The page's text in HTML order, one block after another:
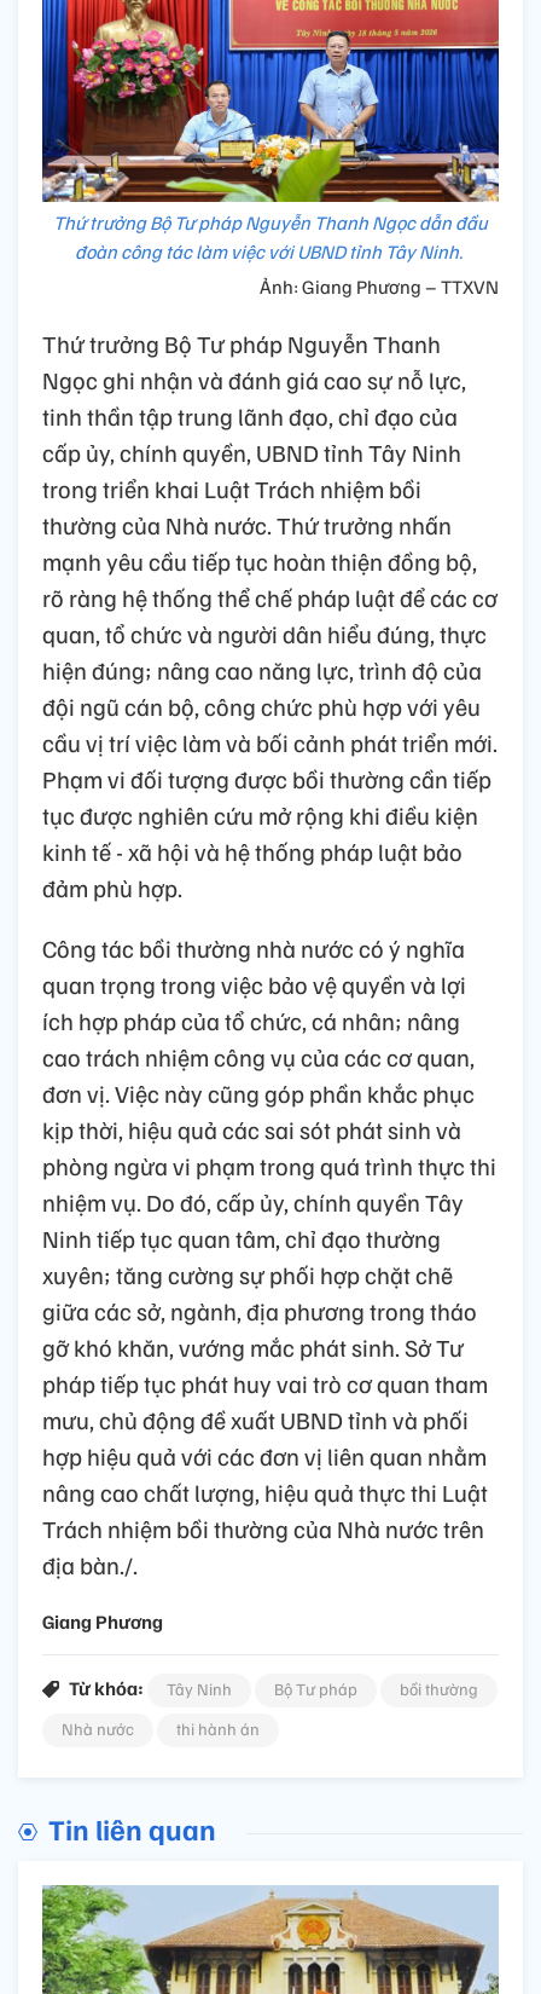
Thứ trưởng Bộ Tư pháp Nguyễn Thanh Ngọc dẫn đầu
đoàn công tác làm việc với UBND tỉnh Tây Ninh.
Ảnh: Giang Phương – TTXVN
Thứ trưởng Bộ Tư pháp Nguyễn Thanh
Ngọc ghi nhận và đánh giá cao sự nỗ lực,
tinh thần tập trung lãnh đạo, chỉ đạo của
cấp ủy, chính quyền, UBND tỉnh Tây Ninh
trong triển khai Luật Trách nhiệm bồi
thường của Nhà nước. Thứ trưởng nhấn
mạnh yêu cầu tiếp tục hoàn thiện đồng bộ,
rõ ràng hệ thống thể chế pháp luật để các cơ
quan, tổ chức và người dân hiểu đúng, thực
hiện đúng; nâng cao năng lực, trình độ của
đội ngũ cán bộ, công chức phù hợp với yêu
cầu vị trí việc làm và bối cảnh phát triển mới.
Phạm vi đối tượng được bồi thường cần tiếp
tục được nghiên cứu mở rộng khi điều kiện
kinh tế - xã hội và hệ thống pháp luật bảo
đảm phù hợp.
Công tác bồi thường nhà nước có ý nghĩa
quan trọng trong việc bảo vệ quyền và lợi
ích hợp pháp của tổ chức, cá nhân; nâng
cao trách nhiệm công vụ của các cơ quan,
đơn vị. Việc này cũng góp phần khắc phục
kịp thời, hiệu quả các sai sót phát sinh và
phòng ngừa vi phạm trong quá trình thực thi
nhiệm vụ. Do đó, cấp ủy, chính quyền Tây
Ninh tiếp tục quan tâm, chỉ đạo thường
xuyên; tăng cường sự phối hợp chặt chẽ
giữa các sở, ngành, địa phương trong tháo
gỡ khó khăn, vướng mắc phát sinh. Sở Tư
pháp tiếp tục phát huy vai trò cơ quan tham
mưu, chủ động đề xuất UBND tỉnh và phối
hợp hiệu quả với các đơn vị liên quan nhằm
nâng cao chất lượng, hiệu quả thực thi Luật
Trách nhiệm bồi thường của Nhà nước trên
địa bàn./.
Giang Phương
Từ khóa: Tây Ninh Bộ Tư pháp
bồi thường
Nhà nước
thi hành án
Tin liên quan